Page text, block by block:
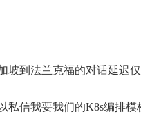
到法兰克福的对话延迟
私信我要我们的K8s编排模